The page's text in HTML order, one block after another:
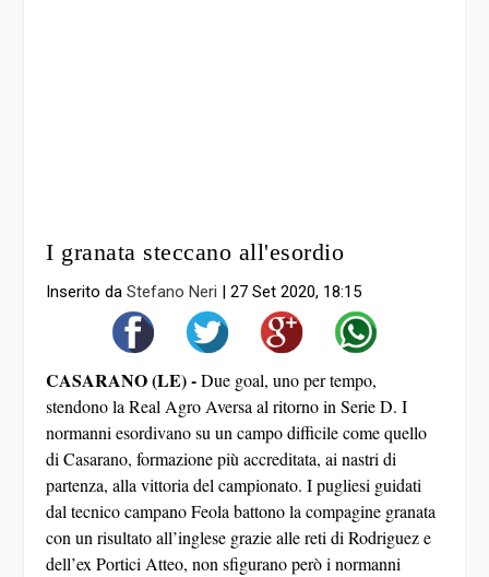
I granata steccano all'esordio
Inserito daStefano Neri |27 Set 2020, 18:15
CASARANO (LE) -Due goal, uno per tempo,
stendono la Real Agro Aversa al ritorno in Serie D. I
normanni esordivano su un campo difficile come quello
di Casarano, formazione più accreditata, ai nastri di
partenza, alla vittoria del campionato. I pugliesi guidati
dal tecnico campano Feola battono la compagine granata
con un risultato all’inglese grazie alle reti di Rodriguez e
dell’ex Portici Atteo, non sfigurano però i normanni